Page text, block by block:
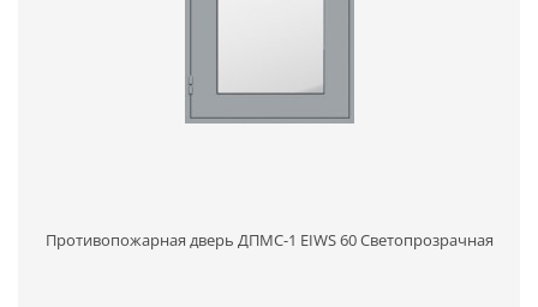
Противопожарная дверь ДПМС-1 EIWS 60 Светопрозрачная